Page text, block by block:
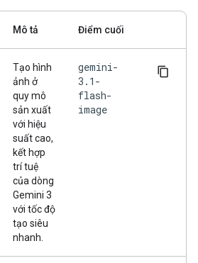
Mô tả Điểm cuối
Tạo hình
ảnh ở
quy mô
sản xuất
với hiệu
suất cao,
kết hợp
trí tuệ
của dòng
Gemini 3
với tốc độ
tạo siêu
nhanh.
gemini-
3.1-
flash-
image